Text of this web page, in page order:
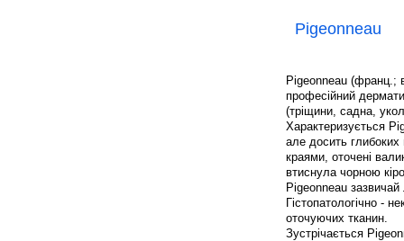
Pigeonneau
Pigeonneau (франц.;
професійний
(тріщини, садна,
Характеризується
але досить глибоких
краями, оточені
втиснула чорною
Pigeonneau зазвичай
Гістопатологічно -
оточуючих тканин.
Зустрічається